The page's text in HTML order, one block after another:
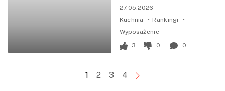
27.05.2026
Kuchnia
Rankingi
Wyposażenie
3
0 0
1 2 3 4